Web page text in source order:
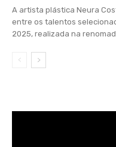
A artista plástica Neura
entre os talentos
2025, realizada na